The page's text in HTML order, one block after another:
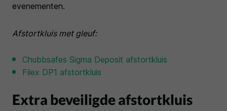
evenementen.
Afstortkluis met gleuf:
Chubbsafes Sigma Deposit afstortkluis
Filex DP1 afstortkluis
Extra beveiligde afstortkluis